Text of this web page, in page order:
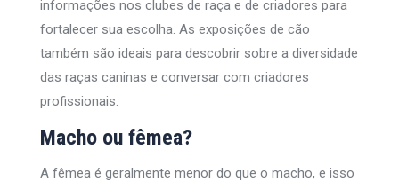
informações nos clubes de raça e de criadores para
fortalecer sua escolha. As exposições de cão
também são ideais para descobrir sobre a diversidade
das raças caninas e conversar com criadores
profissionais.
Macho ou fêmea?
A fêmea é geralmente menor do que o macho, e isso